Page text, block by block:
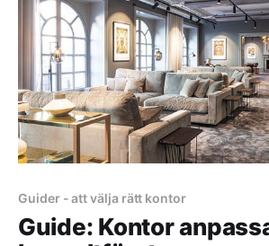
Guider - att välja rätt kontor
Guide: Kontor